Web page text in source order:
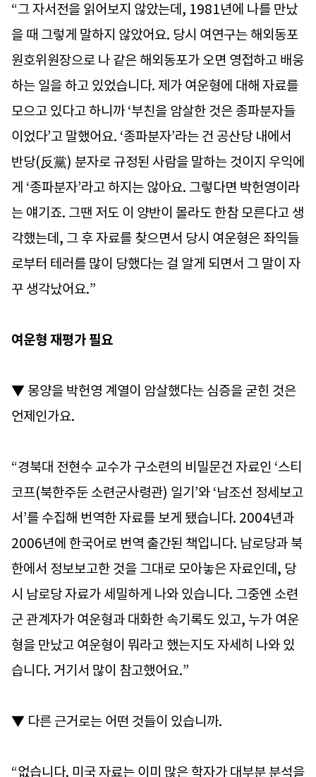
“그 자서전을 읽어보지 않았는데, 1981년에 나를 만났
을 때 그렇게 말하지 않았어요. 당시 여연구는 해외동포
원호위원장으로 나 같은 해외동포가 오면 영접하고 배웅
하는 일을 하고 있었습니다. 제가 여운형에 대해 자료를
모으고 있다고 하니까 ‘부친을 암살한 것은 종파분자들
이었다’고 말했어요. ‘종파분자’라는 건 공산당 내에서
반당(反黨) 분자로 규정된 사람을 말하는 것이지 우익에
게 ‘종파분자’라고 하지는 않아요. 그렇다면 박헌영이라
는 얘기죠. 그땐 저도 이 양반이 몰라도 한참 모른다고 생
각했는데, 그 후 자료를 찾으면서 당시 여운형은 좌익들
로부터 테러를 많이 당했다는 걸 알게 되면서 그 말이 자
꾸 생각났어요.”
여운형 재평가 필요
▼ 몽양을 박헌영 계열이 암살했다는 심증을 굳힌 것은
언제인가요.
“경북대 전현수 교수가 구소련의 비밀문건 자료인 ‘스티
코프(북한주둔 소련군사령관) 일기’와 ‘남조선 정세보고
서’를 수집해 번역한 자료를 보게 됐습니다. 2004년과
2006년에 한국어로 번역 출간된 책입니다. 남로당과 북
한에서 정보보고한 것을 그대로 모아놓은 자료인데, 당
시 남로당 자료가 세밀하게 나와 있습니다. 그중엔 소련
군 관계자가 여운형과 대화한 속기록도 있고, 누가 여운
형을 만났고 여운형이 뭐라고 했는지도 자세히 나와 있
습니다. 거기서 많이 참고했어요.”
▼ 다른 근거로는 어떤 것들이 있습니까.
“없습니다. 미국 자료는 이미 많은 학자가 대부분 분석을